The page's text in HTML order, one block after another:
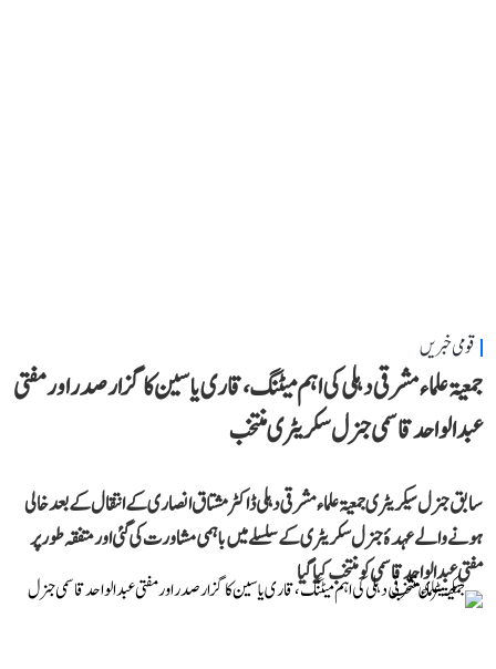
قومی خبریں
جمعیۃ علماء مشرقی دہلی کی اہم میٹنگ، قاری یاسین کا گزار صدر اور مفتی
عبد الواحد قاسمی جنرل سکریٹری منتخب
سابق جنرل سیکریٹری جمعیۃ علماء مشرقی دہلی ڈاکٹر مشتاق انصاری کے انتقال کے بعد خالی
ہونے والے عہدۂ جنرل سکریٹری کے سلسلے میں باہمی مشاورت کی گئی اور متفقہ طور پر
مفتی عبد الواحد قاسمی کو منتخب کیا گیا